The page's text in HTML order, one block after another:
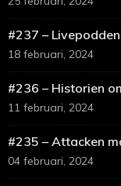
#237 –
18 februari, 2024
#236 – Historien
11 februari, 2024
#235 – Attacken
04 februari, 2024